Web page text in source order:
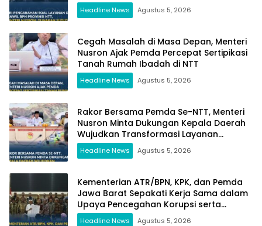
Headline News Agustus 5, 2026
Cegah Masalah di Masa Depan, Menteri
Nusron Ajak Pemda Percepat Sertipikasi
Tanah Rumah Ibadah di NTT
Headline News Agustus 5, 2026
Rakor Bersama Pemda Se-NTT, Menteri
Nusron Minta Dukungan Kepala Daerah
Wujudkan Transformasi Layanan
Pertanahan
Headline News Agustus 5, 2026
Kementerian ATR/BPN, KPK, dan Pemda
Jawa Barat Sepakati Kerja Sama dalam
Upaya Pencegahan Korupsi serta
Penguatan Ekonomi Daerah
Headline News Agustus 5, 2026